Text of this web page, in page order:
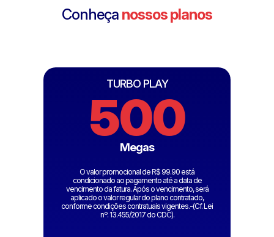
Conheça nossos planos
TURBO PLAY
500
Megas
O valor promocional de R$ 99.90 está
condicionado ao pagamento até a data de
vencimento da fatura. Após o vencimento, será
aplicado o valor regular do plano contratado,
conforme condições contratuais vigentes.-(Cf. Lei
nº. 13.455/2017 do CDC).